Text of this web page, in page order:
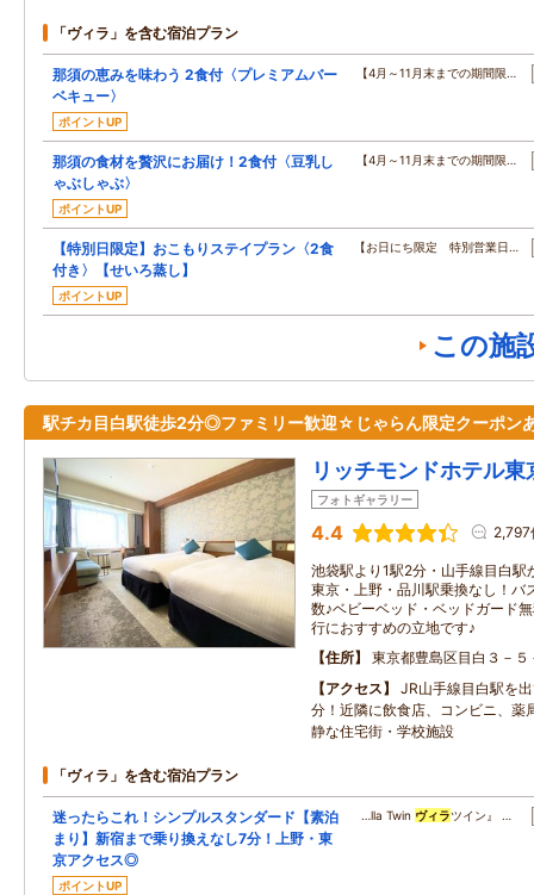
「ヴィラ」を含む宿泊プラン
那須の恵みを味わう 2食付〈プレミアムバー
ベキュー〉
ポイントUP
【4月～11月末までの期間限…
那須の食材を贅沢にお届け！2食付〈豆乳し
ゃぶしゃぶ〉
ポイントUP
【4月～11月末までの期間限…
【特別日限定】おこもりステイプラン〈2食
付き〉【せいろ蒸し】
ポイントUP
【お日にち限定 特別営業日…
この施
駅チカ目白駅徒歩2分◎ファミリー歓迎☆じゃらん限定クーポン
リッチモンドホテル東
フォトギャラリー
4.4 2,797
池袋駅より1駅2分・山手線目白
東京・上野・品川駅乗換なし！バ
数♪ベビーベッド・ベッドガード
行におすすめの立地です♪
住所
東京都豊島区目白３－５
アクセス
JR山手線目白駅を
分！近隣に飲食店、コンビニ、薬
静な住宅街・学校施設
「ヴィラ」を含む宿泊プラン
迷ったらこれ！シンプルスタンダード【素泊
まり】新宿まで乗り換えなし7分！上野・東
京アクセス◎
ポイントUP
…lla Twin ヴィラツイン』 …